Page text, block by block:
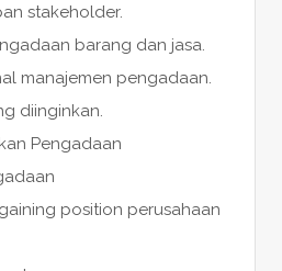
stakeholder.
barang dan jasa.
manajemen pengadaan.
diinginkan.
Pengadaan
position perusahaan